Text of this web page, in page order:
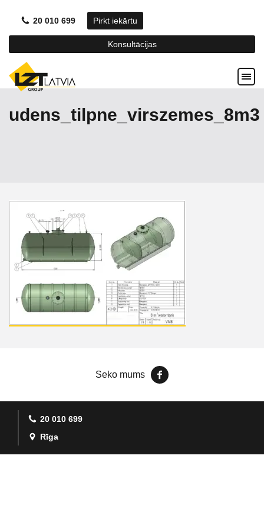
20 010 699 Pirkt iekārtu
Konsultācijas
udens_tilpne_virszemes_8m3
Seko mums
20 010 699
Rīga